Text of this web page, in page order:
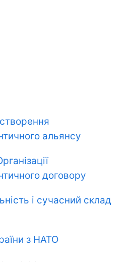
альянсу
договору
і сучасний склад
з НАТО